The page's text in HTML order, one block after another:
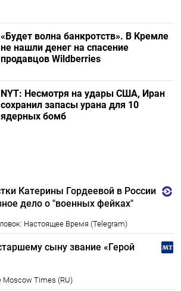
«Будет волна банкротств». В Кремле
не нашли денег на спасение
продавцов Wildberries
NYT: Несмотря на удары США, Иран
сохранил запасы урана для 10
ядерных бомб